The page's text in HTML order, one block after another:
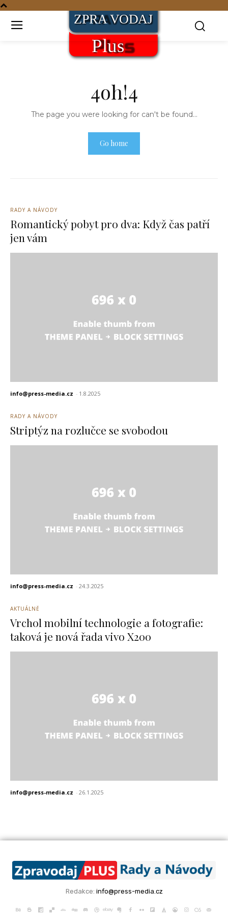
4oh!4
The page you were looking for can't be found...
Go home
RADY A NÁVODY
Romantický pobyt pro dva: Když čas patří
jen vám
info@press-media.cz - 1.8.2025
RADY A NÁVODY
Striptýz na rozlučce se svobodou
info@press-media.cz - 24.3.2025
AKTUÁLNĚ
Vrchol mobilní technologie a fotografie:
taková je nová řada vivo X200
info@press-media.cz - 26.1.2025
Redakce: info@press-media.cz